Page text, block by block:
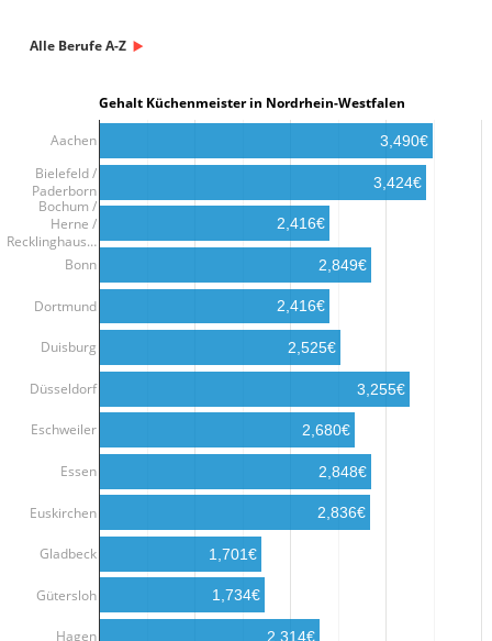
Alle Berufe A-Z
Gehalt Küchenmeister in Nordrhein-Westfalen
Aachen
Bielefeld /
Paderborn
Bochum /
Herne /
Recklinghaus…
Bonn
Dortmund
Duisburg
Düsseldorf
Eschweiler
Essen
Euskirchen
Gladbeck
Gütersloh
Hagen
3,490€
3,424€
2,416€
2,849€
2,416€
2,525€
3,255€
2,680€
2,848€
2,836€
1,701€
1,734€
2,314€